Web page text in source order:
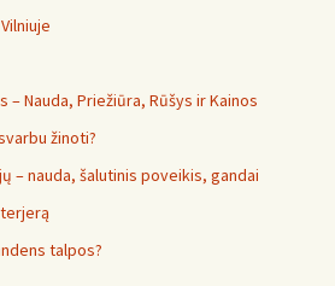
– Nauda, Priežiūra, Rūšys ir Kainos
žinoti?
– nauda, šalutinis poveikis, gandai
talpos?